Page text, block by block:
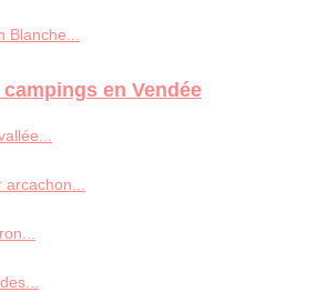
en Vendée